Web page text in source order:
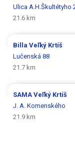
Ulica A.H.Škultétyho
21.6 km
BillaVeľký Krtíš
Lučenská 88
21.7 km
SAMAVeľký Krtíš
J. A. Komenského
21.9 km